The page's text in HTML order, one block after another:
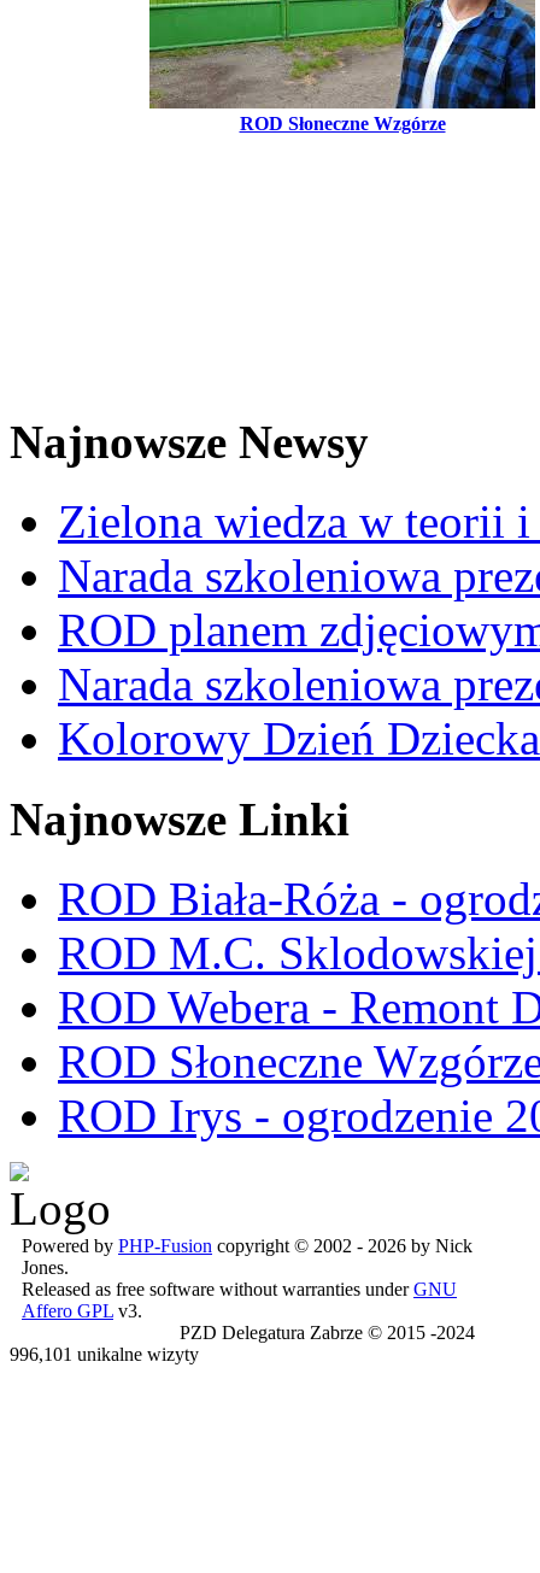
ROD Słoneczne Wzgórze
Najnowsze Newsy
Zielona wiedza w teorii
Narada szkoleniowa
ROD planem
Narada szkoleniowa
Kolorowy Dzień
Najnowsze Linki
ROD Biała-Róża -
ROD M.C.
ROD Webera - Remont
ROD Słoneczne
ROD Irys - ogrodzenie
Powered by PHP-Fusion copyright © 2002 - 2026 by Nick
Jones.
Released as free software without warranties underGNU
Affero GPL v3.
PZD Delegatura Zabrze © 2015 -2024
996,101 unikalne wizyty